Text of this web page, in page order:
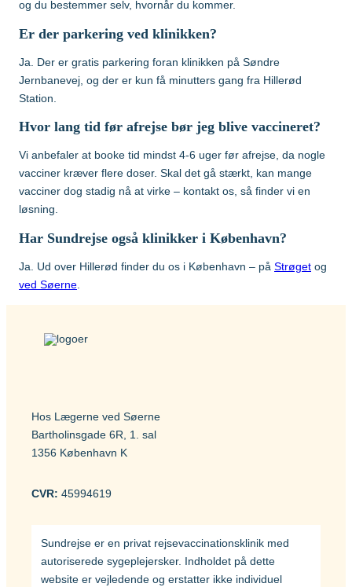
og du bestemmer selv, hvornår du kommer.
Er der parkering ved klinikken?
Ja. Der er gratis parkering foran klinikken på Søndre
Jernbanevej, og der er kun få minutters gang fra Hillerød
Station.
Hvor lang tid før afrejse bør jeg blive vaccineret?
Vi anbefaler at booke tid mindst 4-6 uger før afrejse, da nogle
vacciner kræver flere doser. Skal det gå stærkt, kan mange
vacciner dog stadig nå at virke – kontakt os, så finder vi en
løsning.
Har Sundrejse også klinikker i København?
Ja. Ud over Hillerød finder du os i København – på Strøget og
ved Søerne
Hos Lægerne ved Søerne
Bartholinsgade 6R, 1. sal
1356 København K
CVR: 45994619
Sundrejse er en privat rejsevaccinationsklinik med
autoriserede sygeplejersker. Indholdet på dette
website er vejledende og erstatter ikke individuel